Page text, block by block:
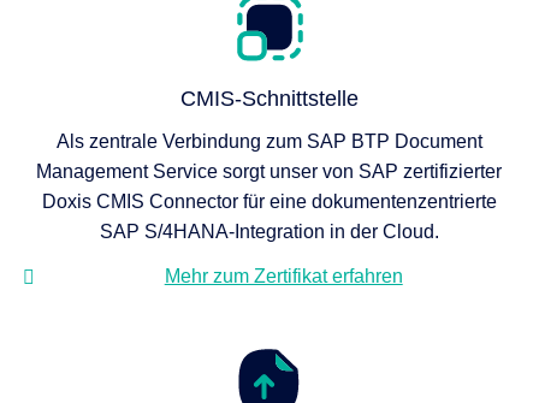
CMIS-Schnittstelle
Als zentrale Verbindung zum SAP BTP Document
Management Service sorgt unser von SAP zertifizierter
Doxis CMIS Connector für eine dokumentenzentrierte
SAP S/4HANA-Integration in der Cloud.
Mehr zum Zertifikat erfahren